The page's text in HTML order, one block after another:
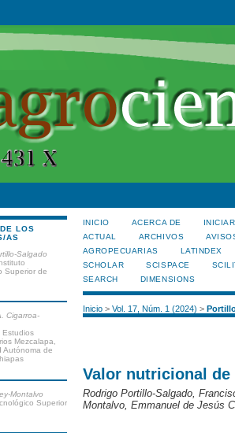
LOS
AS
Salgado
Superior de
Cigarroa-
Estudios
Mezcalapa,
Autónoma de
Montalvo
Superior
INICIO ACERCA DE
ACTUAL
ARCHIVOS
AGROPECUARIAS
LATINDEX
SCHOLAR
SCISPACE
SEARCH
DIMENSIONS
Inicio> Vol. 17, Núm. 1 (2024) >
Valor nutricional
Rodrigo Portillo-Salgado,
Montalvo, Emmanuel de Jesús